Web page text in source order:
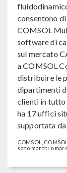
consentono
COMSOL
software di
sul mercato
a COMSOL
distribuire le
dipartimenti
clienti in tutto
ha 17 uffici
supportata
COMSOL,
sono marchi o